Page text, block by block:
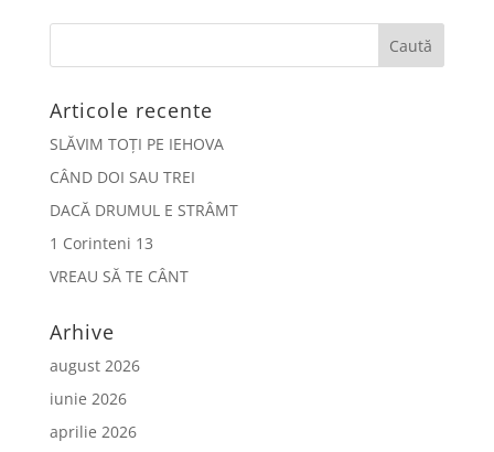
Articole recente
SLĂVIM TOȚI PE IEHOVA
CÂND DOI SAU TREI
DACĂ DRUMUL E STRÂMT
1 Corinteni 13
VREAU SĂ TE CÂNT
Arhive
august 2026
iunie 2026
aprilie 2026